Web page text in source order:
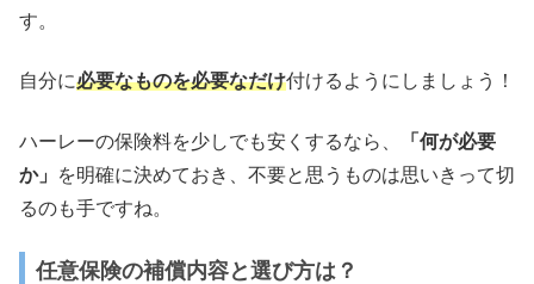
す。
自分に必要なものを必要なだけ付けるようにしましょう！
ハーレーの保険料を少しでも安くするなら、
「何が必要
か」
を明確に決めておき、不要と思うものは思いきって切
るのも手ですね。
任意保険の補償内容と選び方は？